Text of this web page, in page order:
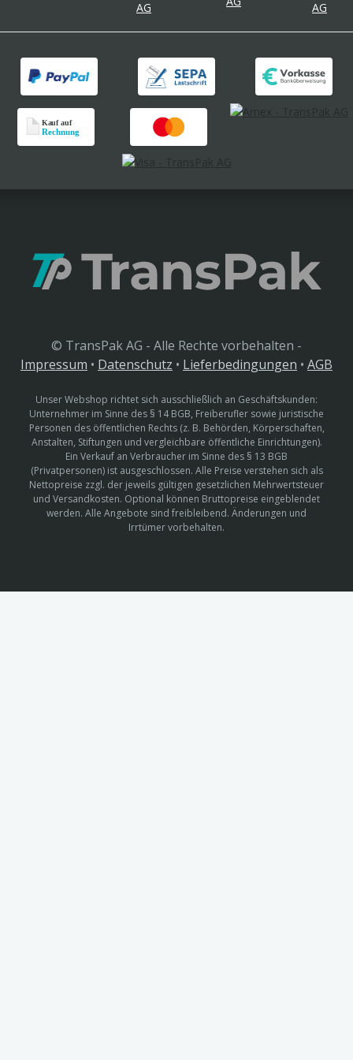
© TransPak AG - Alle Rechte vorbehalten -
Impressum • Datenschutz • Lieferbedingungen • AGB
Unser Webshop richtet sich ausschließlich an Geschäftskunden:
Unternehmer im Sinne des § 14 BGB, Freiberufler sowie juristische
Personen des öffentlichen Rechts (z. B. Behörden, Körperschaften,
Anstalten, Stiftungen und vergleichbare öffentliche Einrichtungen).
Ein Verkauf an Verbraucher im Sinne des § 13 BGB
(Privatpersonen) ist ausgeschlossen. Alle Preise verstehen sich als
Nettopreise zzgl. der jeweils gültigen gesetzlichen Mehrwertsteuer
und Versandkosten. Optional können Bruttopreise eingeblendet
werden. Alle Angebote sind freibleibend. Änderungen und
Irrtümer vorbehalten.